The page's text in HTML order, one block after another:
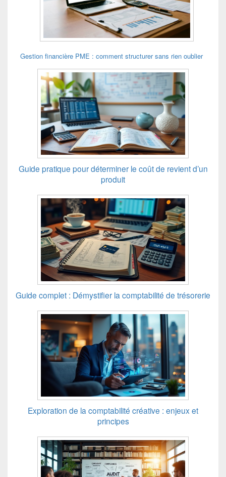
Gestion financière PME : comment structurer sans rien oublier
Guide pratique pour déterminer le coût de revient d’un
produit
Guide complet : Démystifier la comptabilité de trésorerie
Exploration de la comptabilité créative : enjeux et
principes